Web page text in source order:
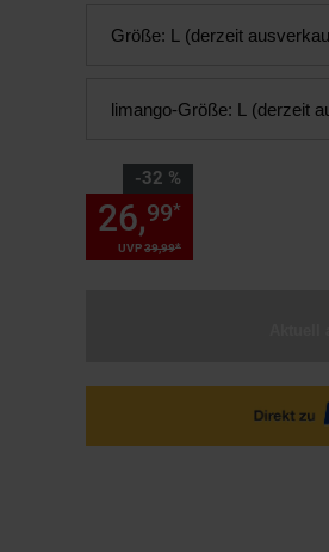
Größe: L (derzeit
limango-Größe: L (derzeit
-32 %
Sie Sparen 32 Prozent,
UVP39,99*
26,99*